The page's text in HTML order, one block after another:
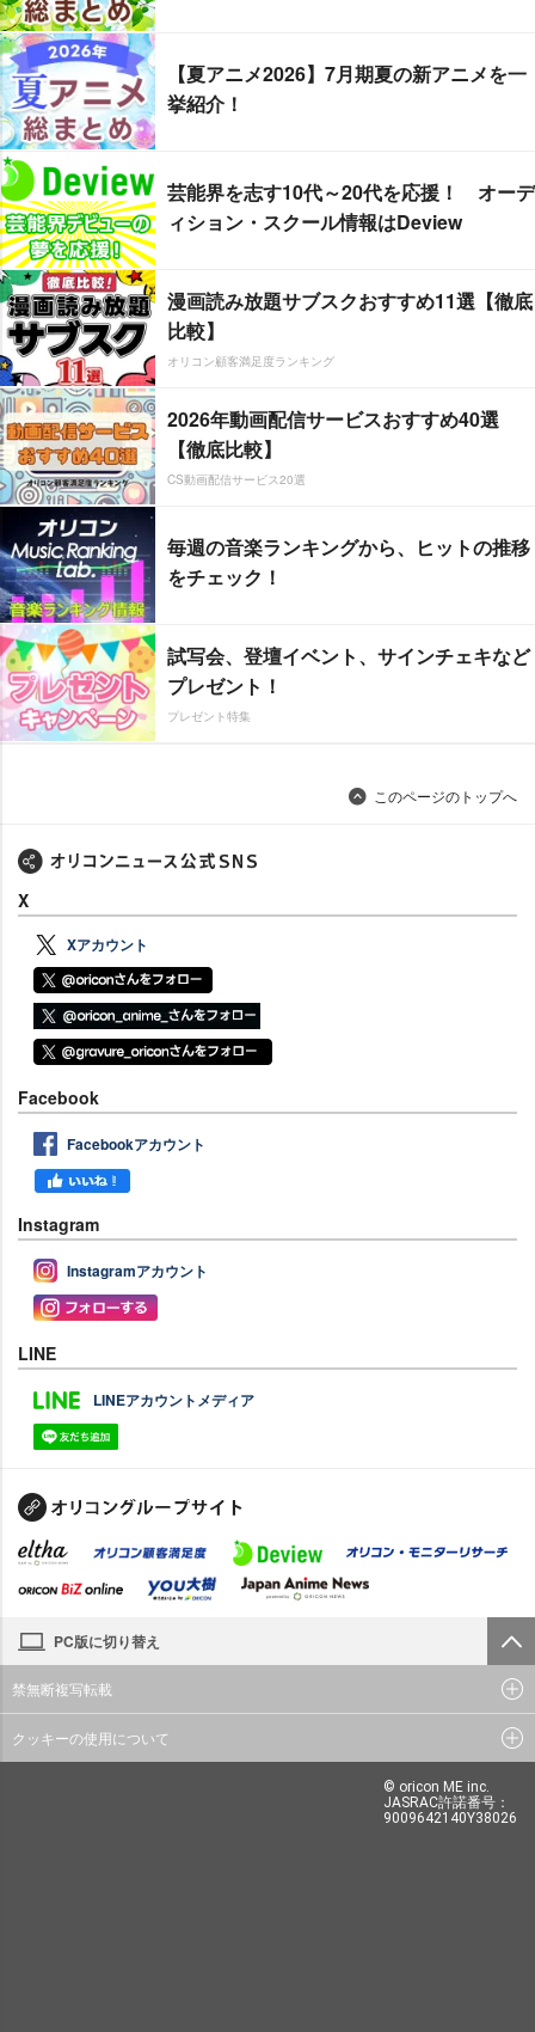
【夏アニメ2026】7月期夏の新アニメを一
挙紹介！
芸能界を志す10代～20代を応援！ オーデ
ィション・スクール情報はDeview
漫画読み放題サブスクおすすめ11選【徹底
比較】
オリコン顧客満足度ランキング
2026年動画配信サービスおすすめ40選
【徹底比較】
CS動画配信サービス20選
毎週の音楽ランキングから、ヒットの推移
をチェック！
試写会、登壇イベント、サインチェキなど
プレゼント！
プレゼント特集
このページのトップへ
X
Xアカウント
Facebook
Facebookアカウント
Instagram
Instagramアカウント
LINE
LINEアカウントメディア
PC版に切り替え
禁無断複写転載
クッキーの使用について
© oricon ME inc.
JASRAC許諾番号：
9009642140Y38026